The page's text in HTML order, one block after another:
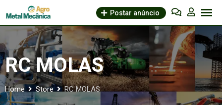
to
Postar anúncio
RC MOLAS
Home Store RC MOLAS